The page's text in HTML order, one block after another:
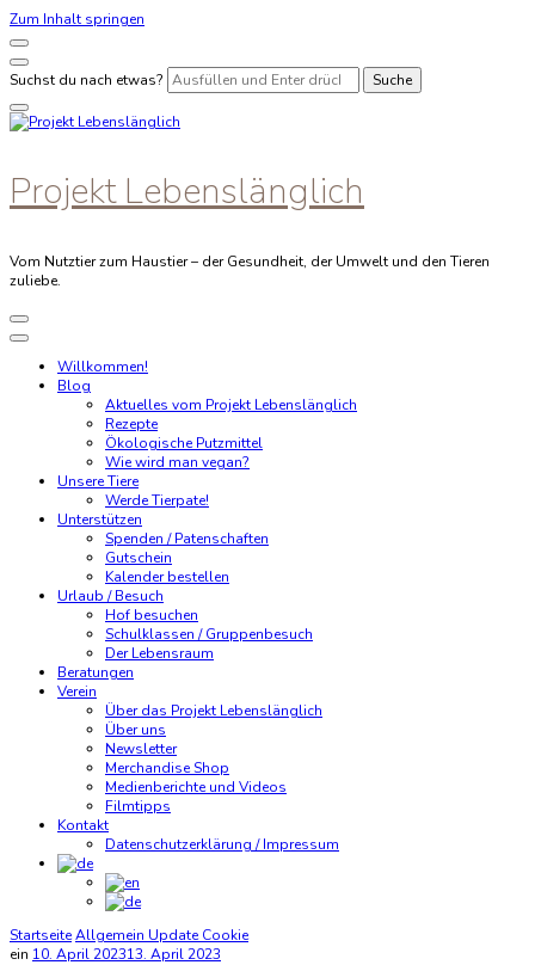
Zum Inhalt springen
Suchst du nach etwas?
Projekt Lebenslänglich
Vom Nutztier zum Haustier – der Gesundheit, der Umwelt und den Tieren
zuliebe.
Willkommen!
Blog
Aktuelles vom Projekt Lebenslänglich
Rezepte
Ökologische Putzmittel
Wie wird man vegan?
Unsere Tiere
Werde Tierpate!
Unterstützen
Spenden / Patenschaften
Gutschein
Kalender bestellen
Urlaub / Besuch
Hof besuchen
Schulklassen / Gruppenbesuch
Der Lebensraum
Beratungen
Verein
Über das Projekt Lebenslänglich
Über uns
Newsletter
Merchandise Shop
Medienberichte und Videos
Filmtipps
Kontakt
Datenschutzerklärung / Impressum
StartseiteAllgemein Update Cookie
ein 10. April 202313. April 2023